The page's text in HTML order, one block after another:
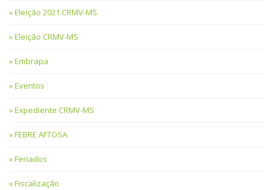
Eleição 2021 CRMV-MS
Eleição CRMV-MS
Embrapa
Eventos
Expediente CRMV-MS
FEBRE AFTOSA
Feriados
Fiscalização